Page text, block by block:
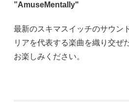
”AmuseMentally"
最新のスキマスイッチのサウン
リアを代表する楽曲を織り交ぜ
お楽しみください。